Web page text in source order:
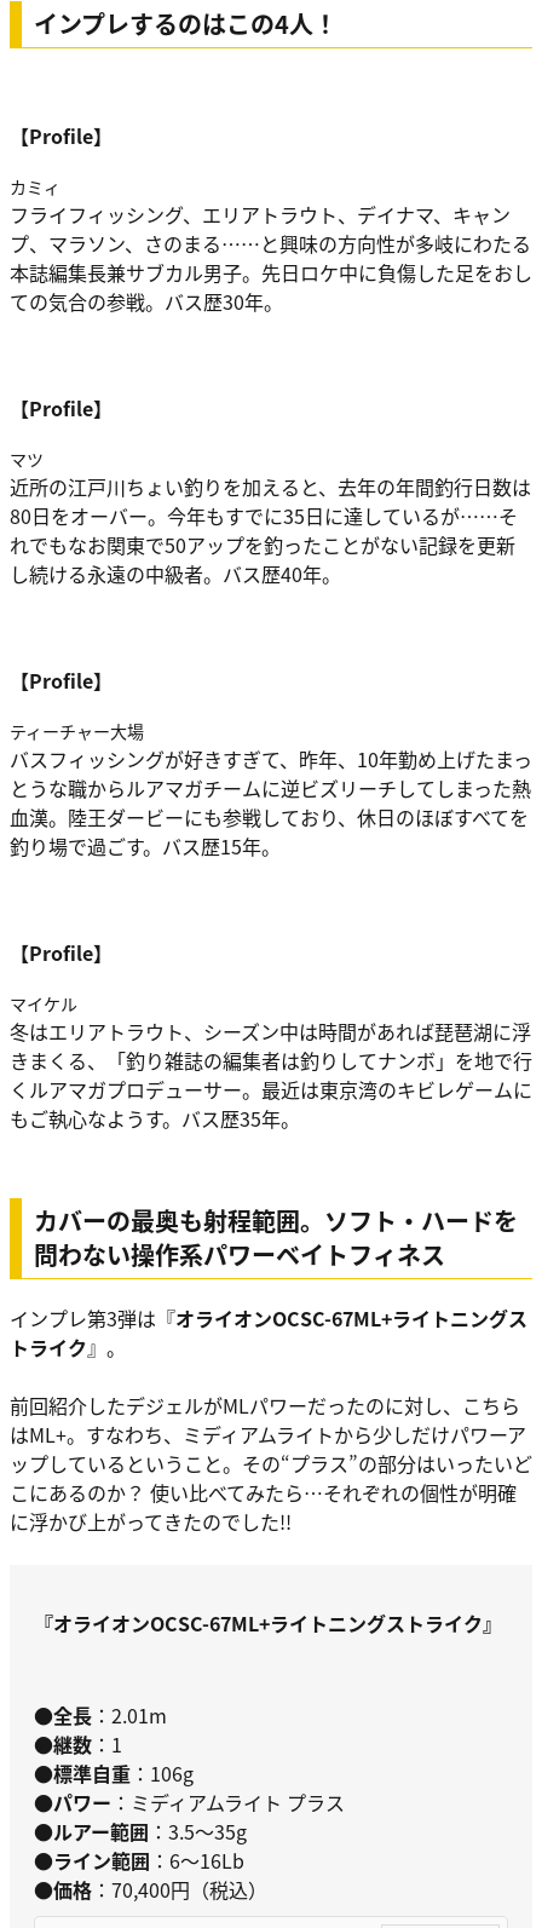
インプレするのはこの4人！
【Profile】
カミィ
フライフィッシング、エリアトラウト、デイナマ、キャン
プ、マラソン、さのまる……と興味の方向性が多岐にわたる
本誌編集長兼サブカル男子。先日ロケ中に負傷した足をおし
ての気合の参戦。バス歴30年。
【Profile】
マツ
近所の江戸川ちょい釣りを加えると、去年の年間釣行日数は
80日をオーバー。今年もすでに35日に達しているが……そ
れでもなお関東で50アップを釣ったことがない記録を更新
し続ける永遠の中級者。バス歴40年。
【Profile】
ティーチャー大場
バスフィッシングが好きすぎて、昨年、10年勤め上げたまっ
とうな職からルアマガチームに逆ビズリーチしてしまった熱
血漢。陸王ダービーにも参戦しており、休日のほぼすべてを
釣り場で過ごす。バス歴15年。
【Profile】
マイケル
冬はエリアトラウト、シーズン中は時間があれば琵琶湖に浮
きまくる、「釣り雑誌の編集者は釣りしてナンボ」を地で行
くルアマガプロデューサー。最近は東京湾のキビレゲームに
もご執心なようす。バス歴35年。
カバーの最奥も射程範囲。ソフト・ハードを
問わない操作系パワーベイトフィネス
インプレ第3弾は『オライオンOCSC-67ML+ライトニングス
トライク』。
前回紹介したデジェルがMLパワーだったのに対し、こちら
はML+。すなわち、ミディアムライトから少しだけパワーア
ップしているということ。その“プラス”の部分はいったいど
こにあるのか？ 使い比べてみたら…それぞれの個性が明確
に浮かび上がってきたのでした!!
『オライオンOCSC-67ML+ライトニングストライク』
●全長 ：2.01m
●継数 ：1
●標準自重 ：106g
●パワー ：ミディアムライト プラス
●ルアー範囲 ：3.5～35g
●ライン範囲 ：6～16Lb
●価格 ：70,400円（税込）